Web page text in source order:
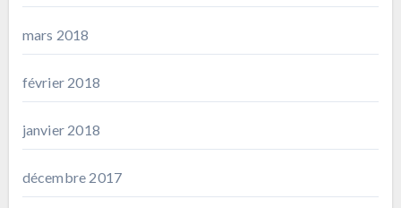
mars 2018
février 2018
janvier 2018
décembre 2017